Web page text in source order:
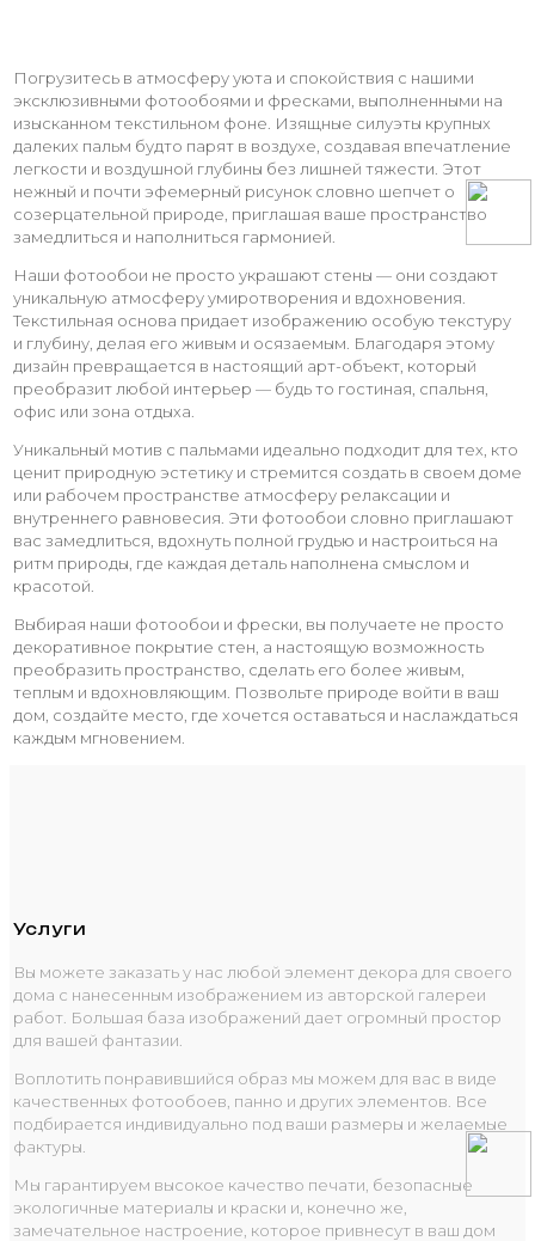
Погрузитесь в атмосферу уюта и спокойствия с нашими
эксклюзивными фотообоями и фресками, выполненными на
изысканном текстильном фоне. Изящные силуэты крупных
далеких пальм будто парят в воздухе, создавая впечатление
легкости и воздушной глубины без лишней тяжести. Этот
нежный и почти эфемерный рисунок словно шепчет о
созерцательной природе, приглашая ваше пространство
замедлиться и наполниться гармонией.
Наши фотообои не просто украшают стены — они создают
уникальную атмосферу умиротворения и вдохновения.
Текстильная основа придает изображению особую текстуру
и глубину, делая его живым и осязаемым. Благодаря этому
дизайн превращается в настоящий арт-объект, который
преобразит любой интерьер — будь то гостиная, спальня,
офис или зона отдыха.
Уникальный мотив с пальмами идеально подходит для тех, кто
ценит природную эстетику и стремится создать в своем доме
или рабочем пространстве атмосферу релаксации и
внутреннего равновесия. Эти фотообои словно приглашают
вас замедлиться, вдохнуть полной грудью и настроиться на
ритм природы, где каждая деталь наполнена смыслом и
красотой.
Выбирая наши фотообои и фрески, вы получаете не просто
декоративное покрытие стен, а настоящую возможность
преобразить пространство, сделать его более живым,
теплым и вдохновляющим. Позвольте природе войти в ваш
дом, создайте место, где хочется оставаться и наслаждаться
каждым мгновением.
Услуги
Вы можете заказать у нас любой элемент декора для своего
дома с нанесенным изображением из авторской галереи
работ. Большая база изображений дает огромный простор
для вашей фантазии.
Воплотить понравившийся образ мы можем для вас в виде
качественных фотообоев, панно и других элементов. Все
подбирается индивидуально под ваши размеры и желаемые
фактуры.
Мы гарантируем высокое качество печати, безопасные
экологичные материалы и краски и, конечно же,
замечательное настроение, которое привнесут в ваш дом